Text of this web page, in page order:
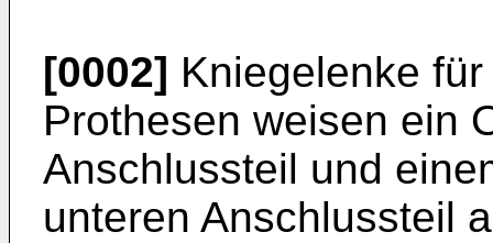
[0002] Kniegelenke
Prothesen weisen ein
Anschlussteil und
unteren Anschlussteil